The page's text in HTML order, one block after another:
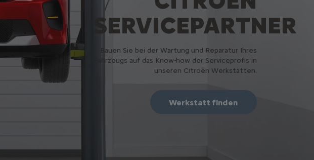
SERVICEPARTNER
Bauen Sie bei der Wartung und Reparatur Ihres
Fahrzeugs auf das Know-how der Serviceprofis in
unseren Citroën Werkstätten.
Werkstatt finden